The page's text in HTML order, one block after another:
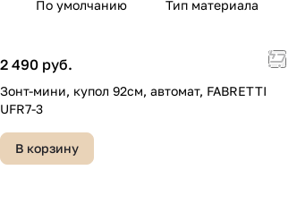
По умолчанию Тип материала
2 490 руб.
Зонт-мини, купол 92см, автомат, FABRETTI
UFR7-3
В корзину